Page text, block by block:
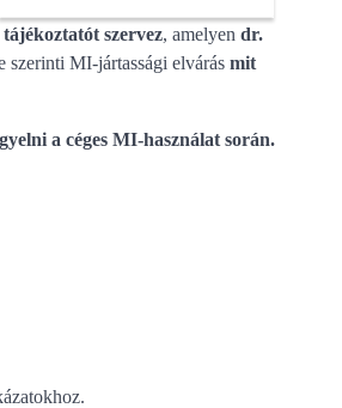
szervez, amelyen dr.
MI-jártassági elvárás mit
a céges MI-használat során.